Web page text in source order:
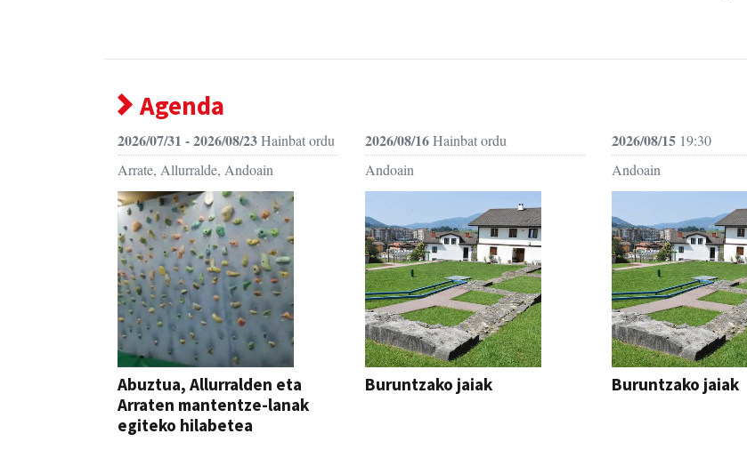
Agenda
2026/07/31 - 2026/08/23Hainbat ordu
Arrate, Allurralde, Andoain
Abuztua, Allurralden eta
Arraten mantentze-lanak
egiteko hilabetea
2026/08/16Hainbat ordu
Andoain
Buruntzako jaiak
2026/08/15 19:30
Andoain
Buruntzako jaiak